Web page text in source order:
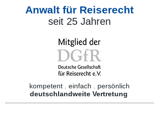
Anwalt für Reiserecht
seit 25 Jahren
kompetent . einfach . persönlich
deutschlandweite Vertretung